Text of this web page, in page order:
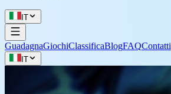
IT
GuadagnaGiochiClassificaBlogFAQContatti
IT